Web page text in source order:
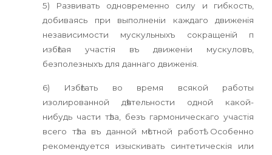
5) Развивать одновременно силу и гибкость,
добиваясь при выполненіи каждаго движенія
независимости мускульныхъ сокращеній п
избѣгая участія въ движеніи мускуловъ,
безполезныхъ для даннаго движенія.
6) Избѣгать во время всякой работы
изолированной дѣятельности одной какой-
нибудь части тѣла, безъ гармоническаго участія
всего тѣла въ данной мѣстной работѣ. Особенно
рекомендуется изыскивать синтетическія или